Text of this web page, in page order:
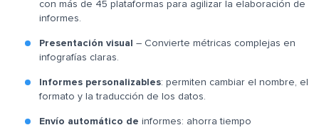
con más de 45 plataformas para agilizar la elaboración de
informes.
Presentación visual
– Convierte métricas complejas en
infografías claras.
Informes personalizables: permiten cambiar el nombre, el
formato y la traducción de los datos.
Envío automático de informes: ahorra tiempo